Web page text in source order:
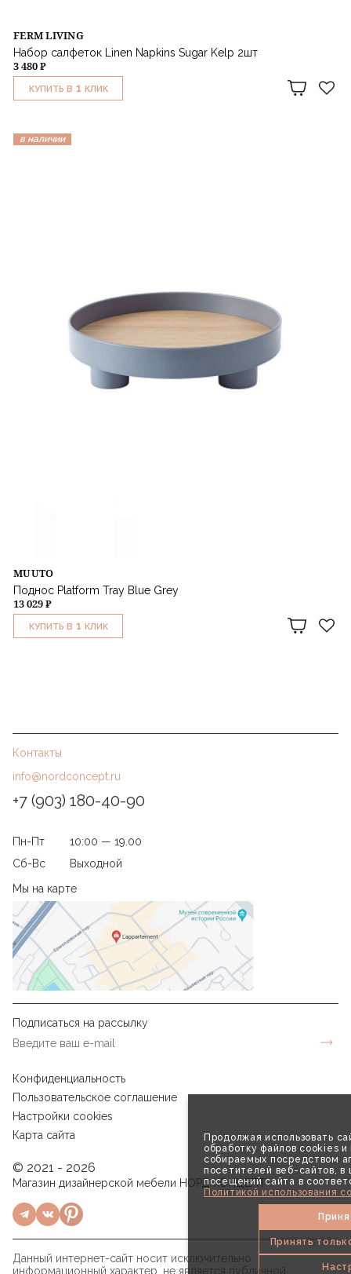
Продолжая использовать
обработку файлов cookies и
собираемых посредством
посетителей веб-сайтов, в
посещений сайта в
Политикой использования
Принять
FERM LIVING
Набор салфеток Linen Napkins Sugar Kelp 2шт
3 480 ₽
КУПИТЬ В 1 КЛИК
в наличии
MUUTO
Поднос Platform Tray Blue Grey
13 029 ₽
КУПИТЬ В 1 КЛИК
Контакты
info@nordconcept.ru
+7 (903) 180-40-90
Пн-Пт
10:00 — 19.00
Сб-Вс
Выходной
Мы на карте
Подписаться на рассылку
Конфиденциальность
Пользовательское соглашение
Настройки cookies
Карта сайта
© 2021 - 2026
Магазин дизайнерской мебели НОРД КОНЦЕПТ
Данный интернет-сайт носит исключительно
информационный характер, не является публичной